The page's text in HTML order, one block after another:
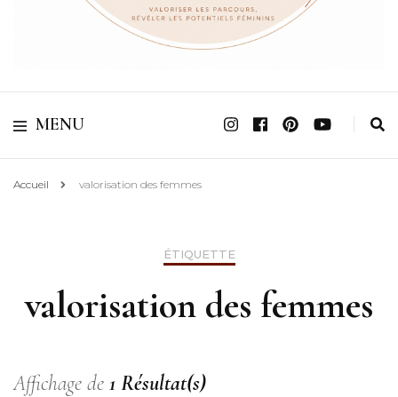
Belle ô Pluri'Elle
MENU
Accueil valorisation des femmes
ÉTIQUETTE
valorisation des femmes
Affichage de 1 Résultat(s)